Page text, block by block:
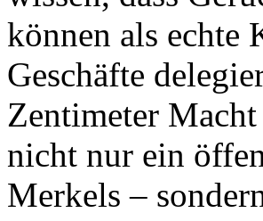
können als echte
Geschäfte
Zentimeter Macht
nicht nur ein
Merkels –